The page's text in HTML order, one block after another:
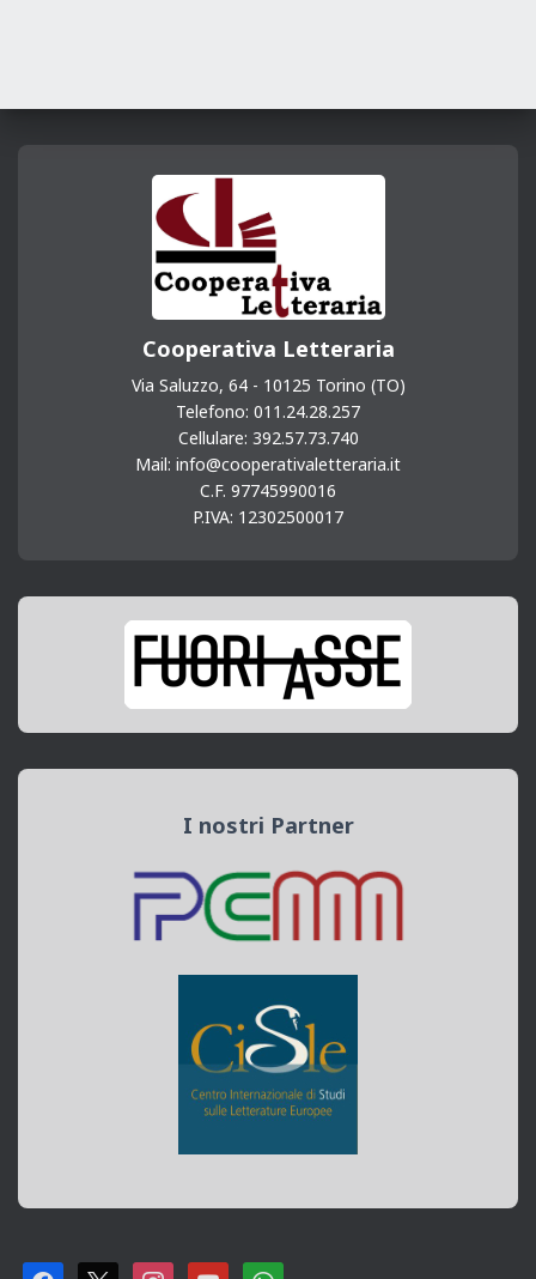
Cooperativa Letteraria
Via Saluzzo, 64 - 10125 Torino (TO)
Telefono: 011.24.28.257
Cellulare: 392.57.73.740
Mail: info@cooperativaletteraria.it
C.F. 97745990016
P.IVA: 12302500017
I nostri Partner